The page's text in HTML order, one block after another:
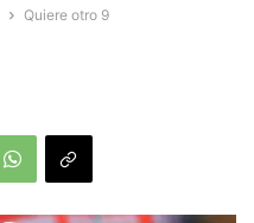
Quiere otro 9